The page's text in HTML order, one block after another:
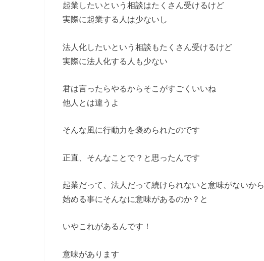
起業したいという相談はたくさん受けるけど
実際に起業する人は少ないし
法人化したいという相談もたくさん受けるけど
実際に法人化する人も少ない
君は言ったらやるからそこがすごくいいね
他人とは違うよ
そんな風に行動力を褒められたのです
正直、そんなことで？と思ったんです
起業だって、法人だって続けられないと意味がないから
始める事にそんなに意味があるのか？と
いやこれがあるんです！
意味があります